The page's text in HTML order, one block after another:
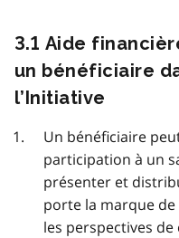
3.1 Aide
un bénéficiaire
l’Initiative
Un bénéficiaire
participation à un
présenter et
porte la marque
les perspectives